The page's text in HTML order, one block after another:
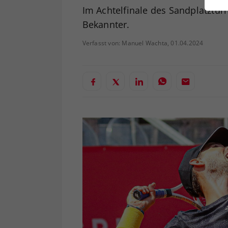
Im Achtelfinale des
Bekannter.
Verfasst von: Manuel Wachta, 01.04.2024